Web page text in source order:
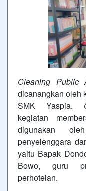
Cleaning Public
dicanangkan oleh
SMK Yaspia.
kegiatan
digunakan
penyelenggara
yaitu Bapak
Bowo, guru
perhotelan.